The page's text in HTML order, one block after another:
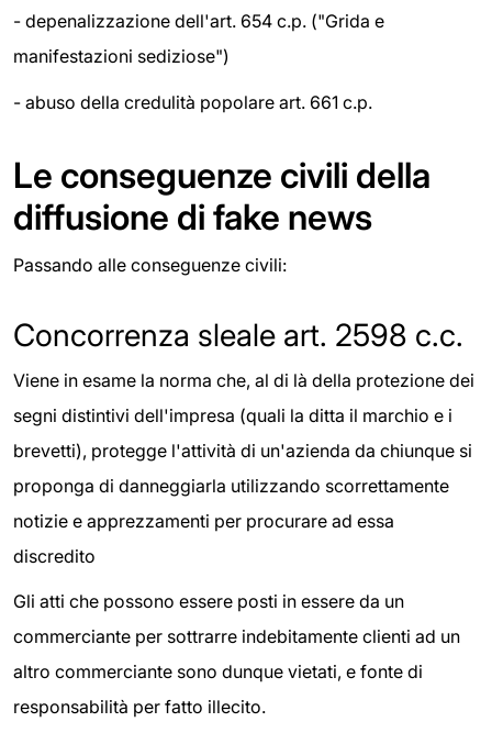
- depenalizzazione dell'art. 654 c.p. ("Grida e
manifestazioni sediziose")
- abuso della credulità popolare art. 661 c.p.
Le conseguenze civili della
diffusione di fake news
Passando alle conseguenze civili:
Concorrenza sleale art. 2598 c.c.
Viene in esame la norma che, al di là della protezione dei
segni distintivi dell'impresa (quali la ditta il marchio e i
brevetti), protegge l'attività di un'azienda da chiunque si
proponga di danneggiarla utilizzando scorrettamente
notizie e apprezzamenti per procurare ad essa
discredito
Gli atti che possono essere posti in essere da un
commerciante per sottrarre indebitamente clienti ad un
altro commerciante sono dunque vietati, e fonte di
responsabilità per fatto illecito.